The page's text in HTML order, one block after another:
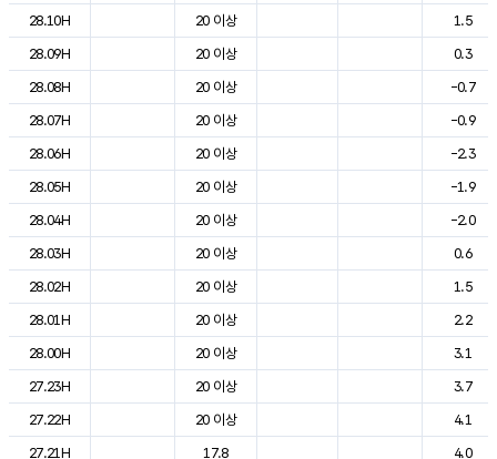
28.10H
20 이상
1.5
28.09H
20 이상
0.3
28.08H
20 이상
-0.7
28.07H
20 이상
-0.9
28.06H
20 이상
-2.3
28.05H
20 이상
-1.9
28.04H
20 이상
-2.0
28.03H
20 이상
0.6
28.02H
20 이상
1.5
28.01H
20 이상
2.2
28.00H
20 이상
3.1
27.23H
20 이상
3.7
27.22H
20 이상
4.1
27.21H
17.8
4.0